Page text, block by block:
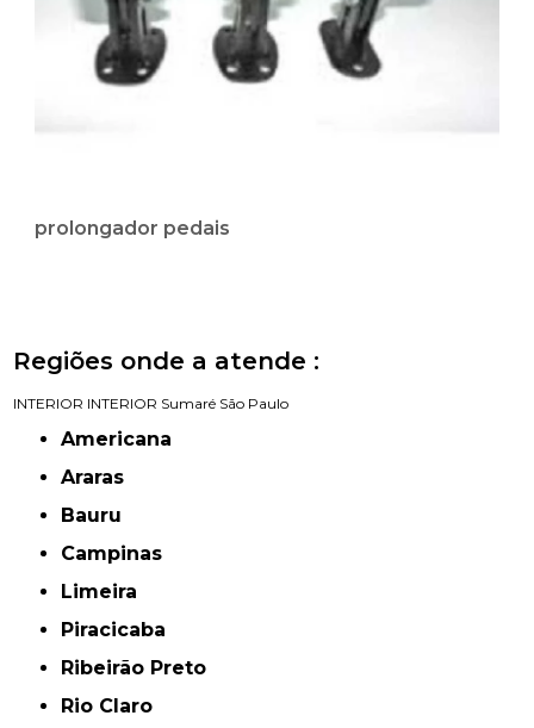
prolongador pedais
Regiões onde a atende :
INTERIOR INTERIOR Sumaré São Paulo
Americana
Araras
Bauru
Campinas
Limeira
Piracicaba
Ribeirão Preto
Rio Claro